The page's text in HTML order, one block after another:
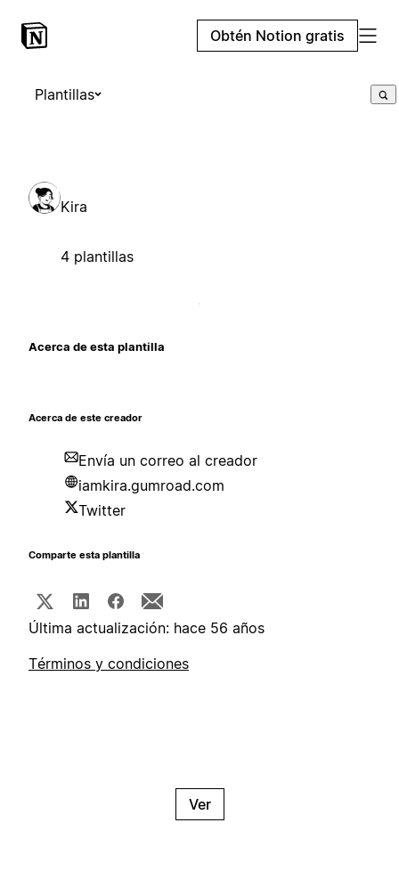
Obtén Notion gratis
Plantillas
Kira
4 plantillas
Acerca de esta plantilla
Acerca de este creador
Envía un correo al creador
iamkira.gumroad.com
Twitter
Comparte esta plantilla
Última actualización: hace 56 años
Términos y condiciones
Ver